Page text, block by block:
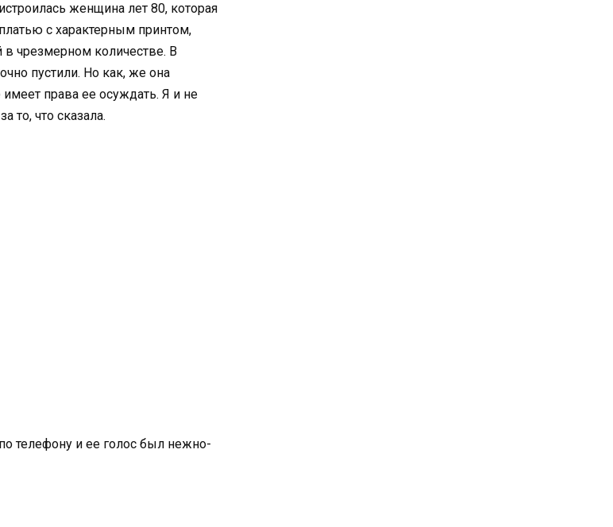
женщина лет 80, которая
с характерным принтом,
чрезмерном количестве. В
пустили. Но как, же она
права ее осуждать. Я и не
то, что сказала.
телефону и ее голос был нежно-